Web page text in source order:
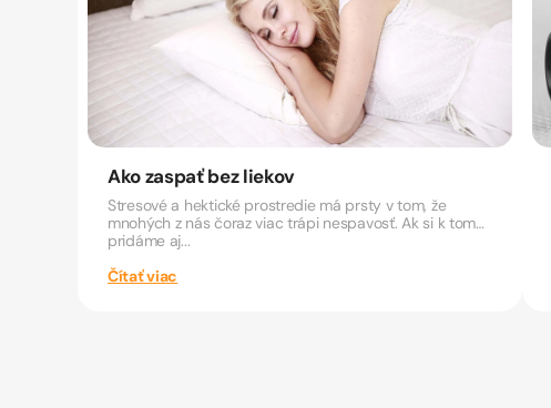
Ako zaspať bez liekov
Stresové a hektické prostredie má prsty v tom, že
mnohých z nás čoraz viac trápi nespavosť. Ak si k tomu
pridáme aj...
Čítať viac